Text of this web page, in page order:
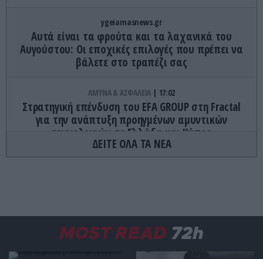
ygeiamasnews.gr
Αυτά είναι τα φρούτα και τα λαχανικά του
Αυγούστου: Οι εποχικές επιλογές που πρέπει να
βάλετε στο τραπέζι σας
ΑΜΥΝΑ & ΑΣΦΑΛΕΙΑ 17:02
Στρατηγική επένδυση του EFA GROUP στη Fractal
για την ανάπτυξη προηγμένων αμυντικών
τεχνολογιών σε Ελλάδα και Κύπρο
ΠΡΟΣΩΠΑ 16:52
«Έφυγε» από τη ζωή ο παραγωγός-θρύλος πίσω
ΔΕΙΤΕ ΟΛΑ ΤΑ ΝΕΑ
MOST READ 72h